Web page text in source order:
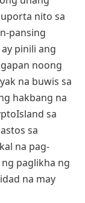
nito sa
pansing
pinili ang
noong
na buwis sa
hakbang na
sa
sa
na pag-
paglikha ng
na may